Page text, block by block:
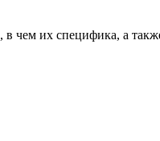
чем их специфика, а